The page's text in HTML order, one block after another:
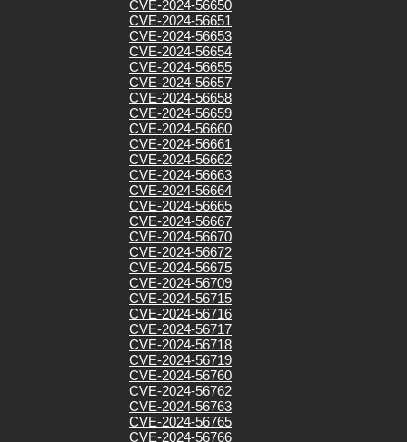
CVE-2024-56650
CVE-2024-56651
CVE-2024-56653
CVE-2024-56654
CVE-2024-56655
CVE-2024-56657
CVE-2024-56658
CVE-2024-56659
CVE-2024-56660
CVE-2024-56661
CVE-2024-56662
CVE-2024-56663
CVE-2024-56664
CVE-2024-56665
CVE-2024-56667
CVE-2024-56670
CVE-2024-56672
CVE-2024-56675
CVE-2024-56709
CVE-2024-56715
CVE-2024-56716
CVE-2024-56717
CVE-2024-56718
CVE-2024-56719
CVE-2024-56760
CVE-2024-56762
CVE-2024-56763
CVE-2024-56765
CVE-2024-56766